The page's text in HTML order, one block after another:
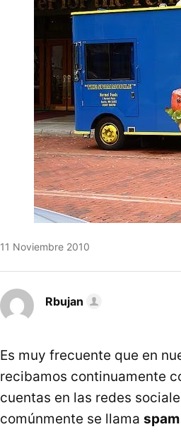
11 Noviembre 2010
Rbujan
Es muy frecuente que en
recibamos continuamente
cuentas en las redes
comúnmente se llama